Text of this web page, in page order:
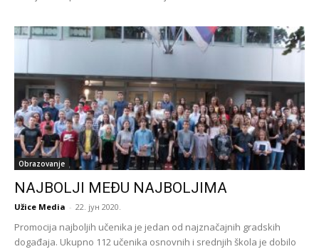
Obrazovanje
NAJBOLJI MEĐU NAJBOLJIMA
Užice Media - 22. јун 2020.
Promocija najboljih učenika je jedan od najznačajnih gradskih
događaja. Ukupno 112 učenika osnovnih i srednjih škola je dobilo